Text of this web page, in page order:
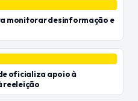
monitorar desinformação e
oficializa apoio à
reeleição